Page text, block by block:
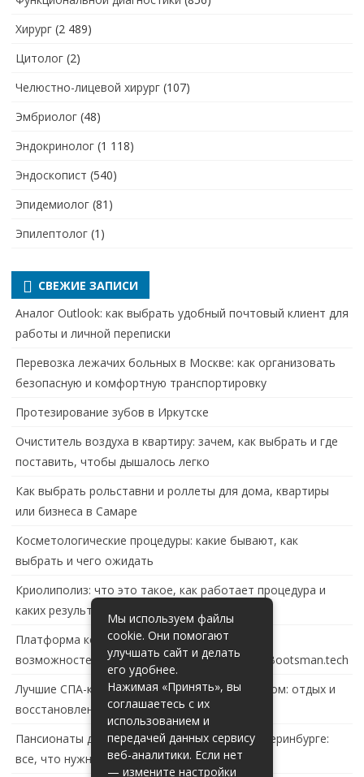
Хирург (2 489)
Цитолог (2)
Челюстно-лицевой хирург (107)
Эмбриолог (48)
Эндокринолог (1 118)
Эндоскопист (540)
Эпидемиолог (81)
Эпилептолог (1)
СВЕЖИЕ ЗАПИСИ
Аналог Outlook: как выбрать удобный почтовый клиент для
работы и личной переписки
Перевозка лежачих больных в Москве: как организовать
безопасную и комфортную транспортировку
Протезирование зубов в Иркутске
Очиститель воздуха в квартиру: зачем, как выбрать и где
поставить, чтобы дышалось легко
Как выбрать рольставни и роллеты для дома, квартиры
или бизнеса в Самаре
Косметологические процедуры: какие бывают, как
выбрать и чего ожидать
Криолиполиз: что это такое, как работает процедура и
каких результатов ждать
Платформа контейнеризации в России: обзор
возможностей и перспектив развития сайта Bootsman.tech
Лучшие СПА-комплексы в Тольятти с бассейном: отдых и
восстановление за городом
Пансионаты для пожилых с деменцией в Екатеринбурге:
все, что нужно знать
Мы используем файлы
cookie. Они помогают
улучшать сайт и делать
его удобнее.
Нажимая «Принять», вы
соглашаетесь с их
использованием и
передачей данных сервису
веб-аналитики. Если нет
— измените настройки